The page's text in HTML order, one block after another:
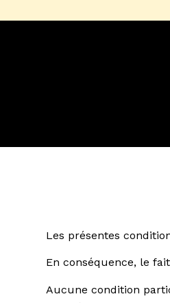
Les présentes
En conséquence, le
Aucune condition